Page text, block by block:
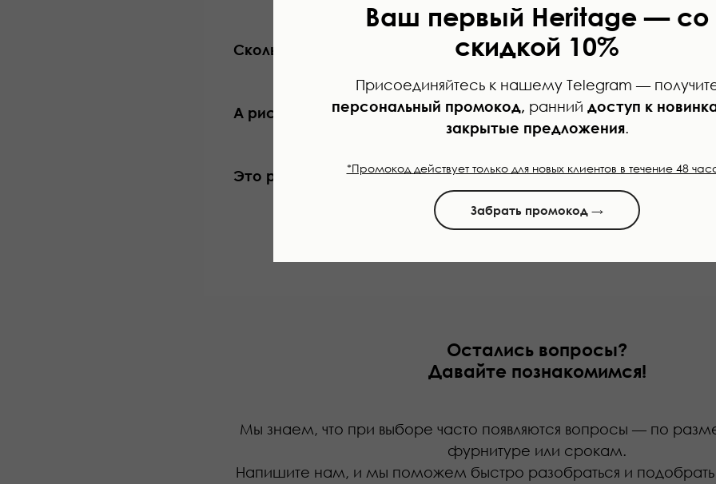
Ваш первый Heritage — со
скидкой 10%
Присоединяйтесь к нашему Telegram —
персональный промокод, ранний доступ к
закрытые предложения.
*Промокод действует только для новых клиентов в течение 48
Забрать промокод →
Сколько занимает изготовление?
А рисунок точно стойкий?
Это ручная работа или машинная строчка?
Остались вопросы?
Давайте познакомимся!
Мы знаем, что при выборе часто появляются вопросы — по
фурнитуре или срокам.
Напишите нам, и мы поможем быстро разобраться и подобрать